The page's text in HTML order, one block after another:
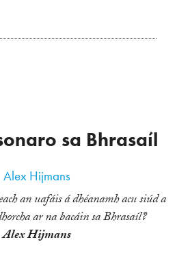
sa Bhrasaíl
Alex Hijmans
an uafáis á dhéanamh acu siúd a
ar na bacáin sa Bhrasaíl?
Alex Hijmans